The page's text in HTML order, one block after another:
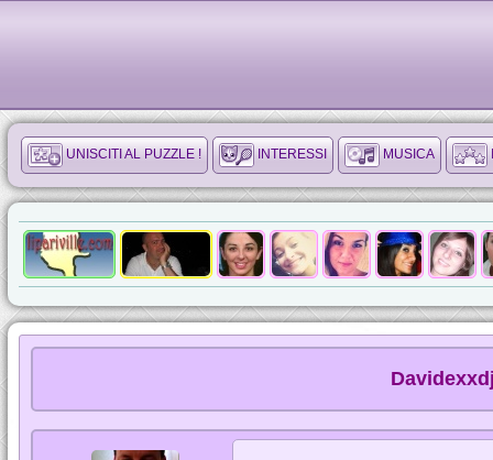
UNISCITI AL PUZZLE ! INTERESSI MUSICA